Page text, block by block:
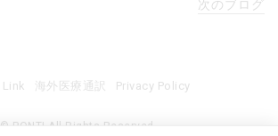
次のブログ
© PONTI All Rights Reserved.
Link 海外医療通訳 Privacy Policy